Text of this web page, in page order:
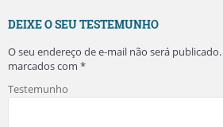
DEIXE O SEU TESTEMUNHO
O seu endereço de e-mail não será publicado.
marcados com *
Testemunho